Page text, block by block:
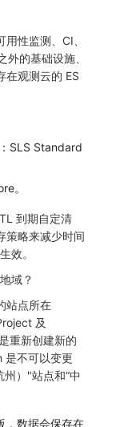
性监测、CI、
的基础设施、
在观测云的 ES
SLS Standard
。
到期自定清
策略来减少时间
效。
域？
站点所在
及
重新创建新的
是不可以变更
）"站点和“中
，数据会保存在